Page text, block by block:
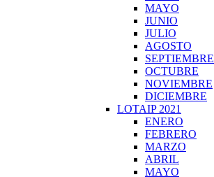
MAYO
JUNIO
JULIO
AGOSTO
SEPTIEMBRE
OCTUBRE
NOVIEMBRE
DICIEMBRE
LOTAIP 2021
ENERO
FEBRERO
MARZO
ABRIL
MAYO